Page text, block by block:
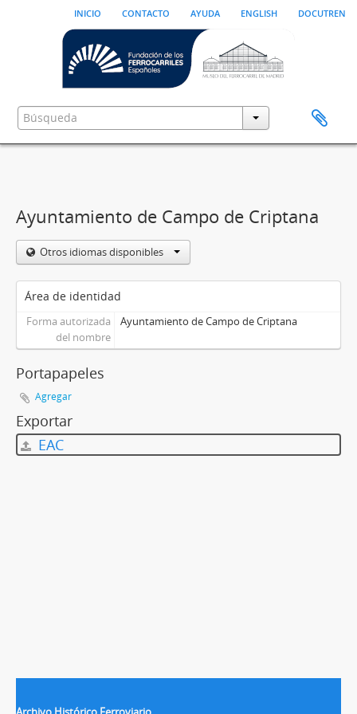
inicio contacto ayuda english docutren
Ayuntamiento de Campo de Criptana
Otros idiomas disponibles
Área de identidad
Forma autorizada
del nombre
Ayuntamiento de Campo de Criptana
Portapapeles
Agregar
Exportar
EAC